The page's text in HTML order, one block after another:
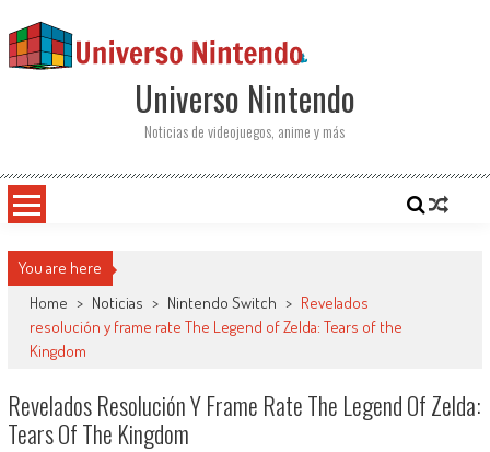
Universo Nintendo
Noticias de videojuegos, anime y más
You are here
Home > Noticias > Nintendo Switch > Revelados
resolución y frame rate The Legend of Zelda: Tears of the
Kingdom
Revelados Resolución Y Frame Rate The Legend Of Zelda:
Tears Of The Kingdom